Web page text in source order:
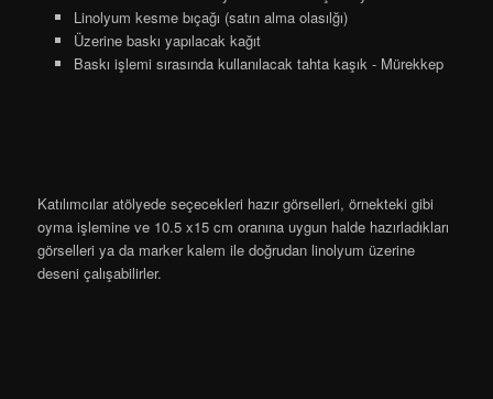
Linolyum kesme bıçağı (satın alma olasılğı)
Üzerine baskı yapılacak kağıt
Baskı işlemi sırasında kullanılacak tahta kaşık - Mürekkep
Katılımcılar atölyede seçecekleri hazır görselleri, örnekteki gibi
oyma işlemine ve 10.5 x15 cm oranına uygun halde hazırladıkları
görselleri ya da marker kalem ile doğrudan linolyum üzerine
deseni çalışabilirler.